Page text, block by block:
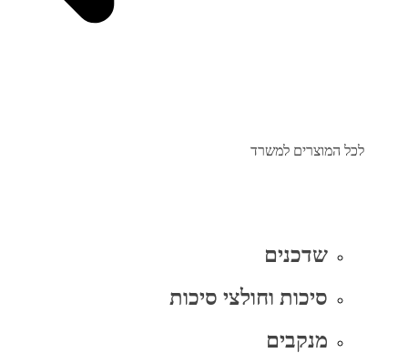
לכל המוצרים למשרד
שדכנים
סיכות וחולצי סיכות
מנקבים